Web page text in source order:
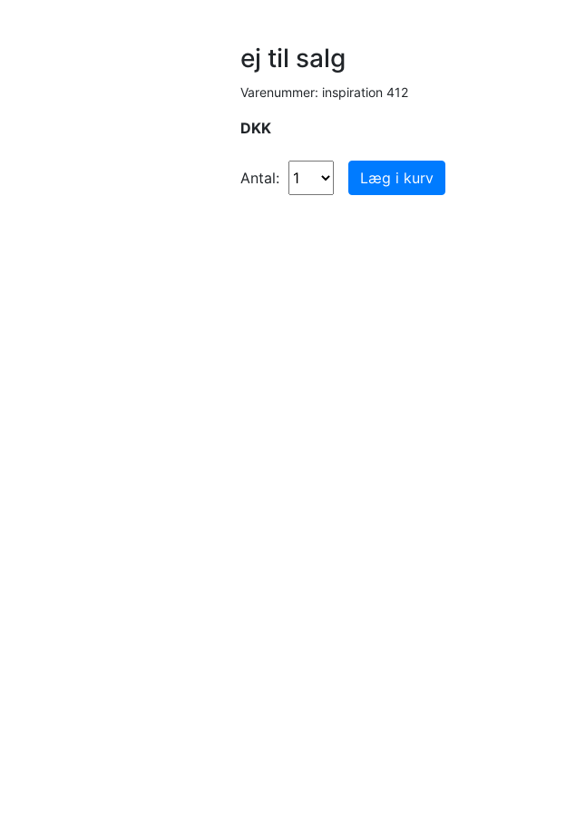
ej til salg
Varenummer: inspiration 412
DKK
Antal: